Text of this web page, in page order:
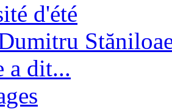
d'été
a dit...